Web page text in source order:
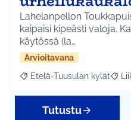
Lahelanpellon
kaipaisi kipeästi valoja.
käytössä (la…
Arvioitavana
Rajaa tulokset aihepiirin
Etelä-Tuusulan kylät
Tutustu